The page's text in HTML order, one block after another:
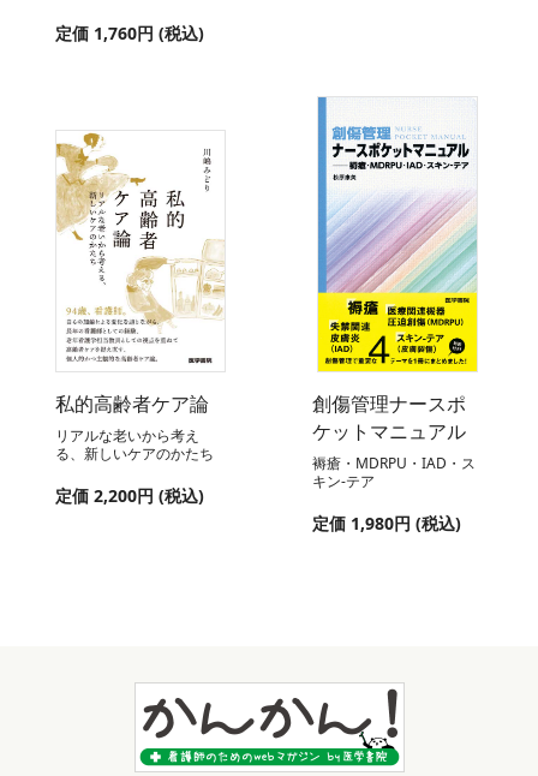
定価 1,760円 (税込)
私的高齢者ケア論
リアルな老いから考え
る、新しいケアのかたち
定価 2,200円 (税込)
創傷管理ナースポ
ケットマニュアル
褥瘡・MDRPU・IAD・ス
キン-テア
定価 1,980円 (税込)